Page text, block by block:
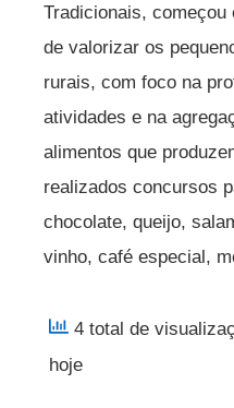
Tradicionais,
de valorizar os
rurais, com foco na
atividades e na
alimentos que
realizados concursos
chocolate, queijo,
vinho, café especial,
4 total de
hoje